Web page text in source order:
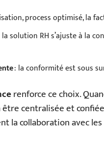
process optimisé, la
la solution RH s’ajuste à la
: la conformité est sous
renforce ce choix.
centralisée et
la collaboration avec